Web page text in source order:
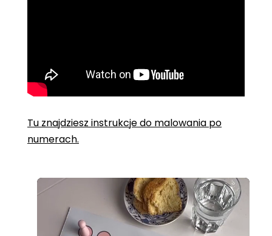
Tu znajdziesz instrukcje do malowania po
numerach.